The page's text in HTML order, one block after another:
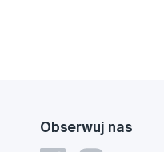
Obserwuj nas